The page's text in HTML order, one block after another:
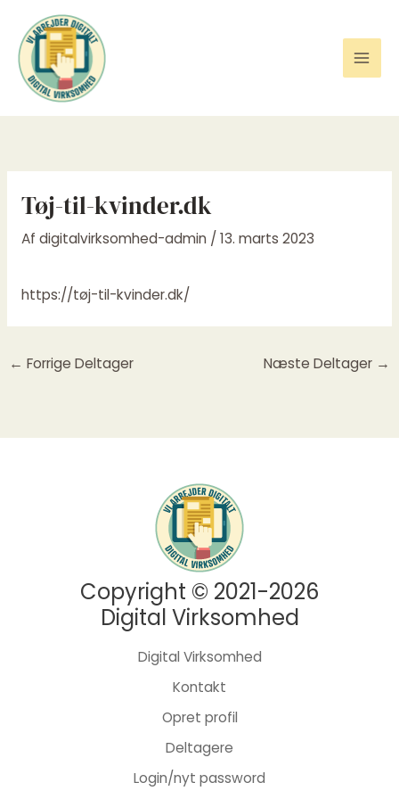
indholdet
Tøj-til-kvinder.dk
Af digitalvirksomhed-admin / 13. marts 2023
https://tøj-til-kvinder.dk/
← Forrige Deltager Næste Deltager →
Copyright © 2021-2026
Digital Virksomhed
Digital Virksomhed
Kontakt
Opret profil
Deltagere
Login/nyt password